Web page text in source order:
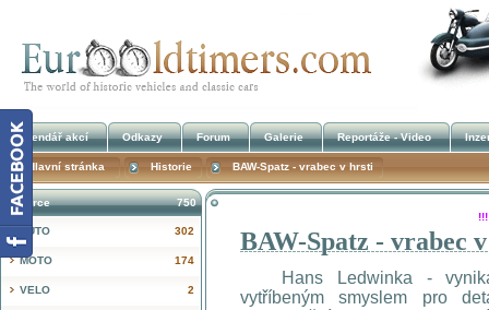
BAW-Spatz - vrabec
Hans Ledwinka -
vytříbeným smyslem pro
750
Inzerce
302
AUTO
174
MOTO
2
VELO
Kalendář akcí Odkazy Forum Galerie Reportáže - Video
Hlavní stránka Historie BAW-Spatz - vrabec v hrsti